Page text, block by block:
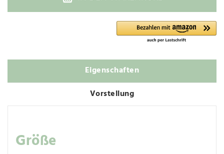
Eigenschaften
Vorstellung
Größe